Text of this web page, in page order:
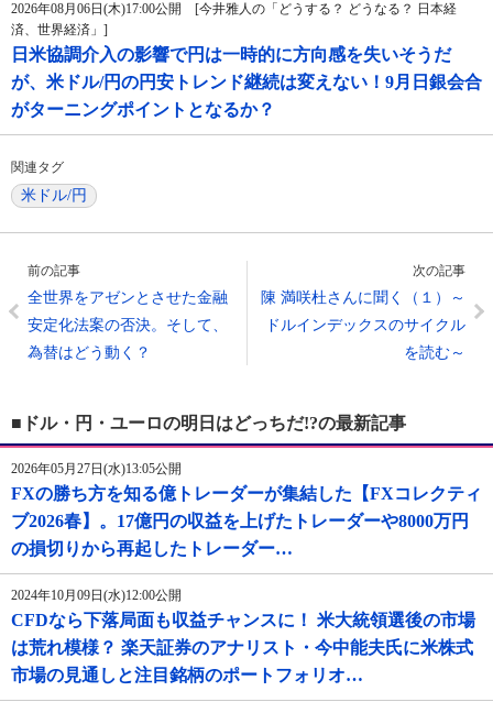
2026年08月06日(木)17:00公開 [今井雅人の「どうする？ どうなる？ 日本経
済、世界経済」]
日米協調介入の影響で円は一時的に方向感を失いそうだ
が、米ドル/円の円安トレンド継続は変えない！9月日銀会合
がターニングポイントとなるか？
関連タグ
米ドル/円
前の記事
全世界をアゼンとさせた金融
安定化法案の否決。そして、
為替はどう動く？
次の記事
陳 満咲杜さんに聞く（１）～
ドルインデックスのサイクル
を読む～
■ドル・円・ユーロの明日はどっちだ!?の最新記事
2026年05月27日(水)13:05公開
FXの勝ち方を知る億トレーダーが集結した【FXコレクティ
ブ2026春】。17億円の収益を上げたトレーダーや8000万円
の損切りから再起したトレーダー…
2024年10月09日(水)12:00公開
CFDなら下落局面も収益チャンスに！ 米大統領選後の市場
は荒れ模様？ 楽天証券のアナリスト・今中能夫氏に米株式
市場の見通しと注目銘柄のポートフォリオ…